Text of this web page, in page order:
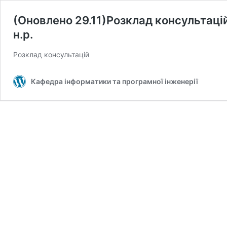
(Оновлено 29.11)Розклад
н.р.
Розклад консультацій
Кафедра інформатики та програмної інженерії